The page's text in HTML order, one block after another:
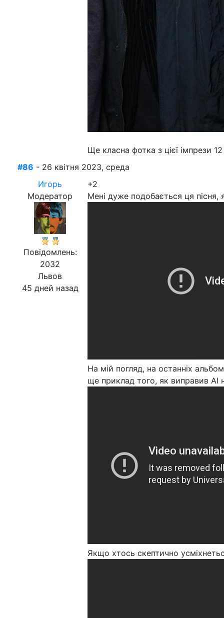
Ще класна фотка з цієї імпрези
#86 - 26 квітня 2023, среда
Игорь
Модератор
Повідомлень:
2032
Львов
45 дней назад
+2
Мені дуже подобається ця пісня,
На мій погляд, на останніх
ще приклад того, як виправив АІ
Якщо хтось скептично